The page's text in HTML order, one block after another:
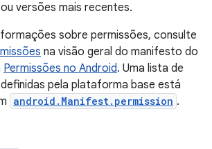
versões mais recentes.
sobre permissões, consulte
na visão geral do manifesto do
Permissões no Android. Uma lista de
pela plataforma base está
android.Manifest.permission .